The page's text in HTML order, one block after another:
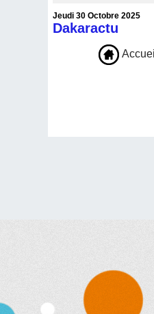
Jeudi 30 Octobre 2025
Dakaractu
Accueil